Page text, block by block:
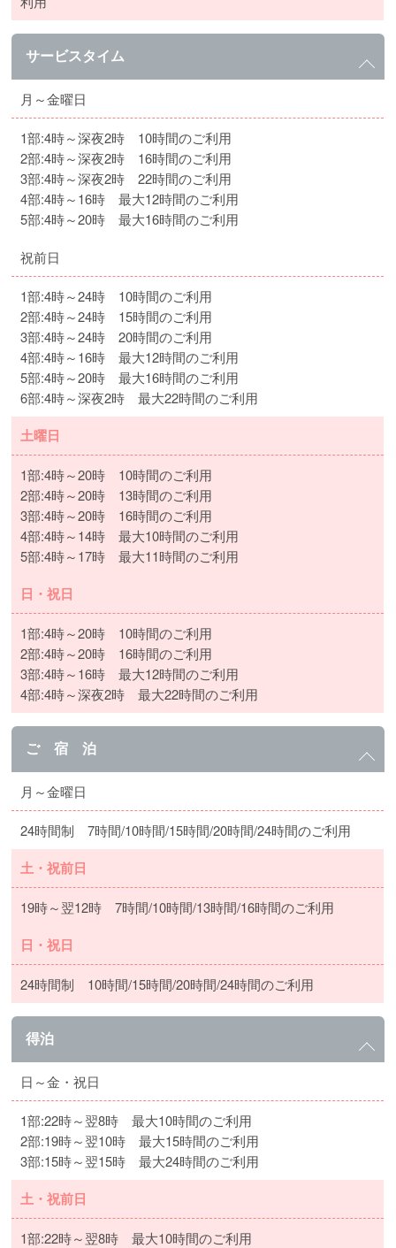
サービスタイム
月～金曜日
1部:4時～深夜2時 10時間のご利用
2部:4時～深夜2時 16時間のご利用
3部:4時～深夜2時 22時間のご利用
4部:4時～16時 最大12時間のご利用
5部:4時～20時 最大16時間のご利用
祝前日
1部:4時～24時 10時間のご利用
2部:4時～24時 15時間のご利用
3部:4時～24時 20時間のご利用
4部:4時～16時 最大12時間のご利用
5部:4時～20時 最大16時間のご利用
6部:4時～深夜2時 最大22時間のご利用
土曜日
1部:4時～20時 10時間のご利用
2部:4時～20時 13時間のご利用
3部:4時～20時 16時間のご利用
4部:4時～14時 最大10時間のご利用
5部:4時～17時 最大11時間のご利用
日・祝日
1部:4時～20時 10時間のご利用
2部:4時～20時 16時間のご利用
3部:4時～16時 最大12時間のご利用
4部:4時～深夜2時 最大22時間のご利用
ご 宿 泊
月～金曜日
24時間制 7時間/10時間/15時間/20時間/24時間のご利用
土・祝前日
19時～翌12時 7時間/10時間/13時間/16時間のご利用
日・祝日
24時間制 10時間/15時間/20時間/24時間のご利用
得泊
日～金・祝日
1部:22時～翌8時 最大10時間のご利用
2部:19時～翌10時 最大15時間のご利用
3部:15時～翌15時 最大24時間のご利用
土・祝前日
1部:22時～翌8時 最大10時間のご利用